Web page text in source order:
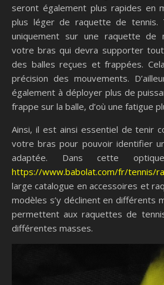
seront également plus rapides en
plus léger de raquette de tennis.
uniquement sur une raquette de
votre bras qui devra supporter
des balles reçues et frappées.
précision des mouvements.
également à déployer plus de
frappe sur la balle, d’où une fatigue
Ainsi, il est ainsi essentiel de tenir
votre bras pour pouvoir identifier
adaptée. Dans cette
https://www.babolat.com/fr/tennis/
large catalogue en accessoires et
modèles s’y déclinent en différents
permettent aux raquettes de
différentes masses.